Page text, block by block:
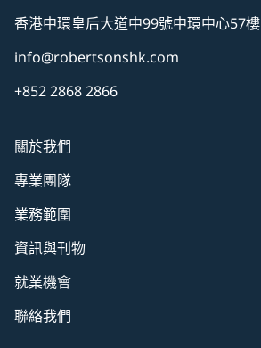
關於我們
專業團隊
業務範圍
資訊與刊物
就業機會
聯絡我們
香港中環皇后大道中99號中環中心57樓
info@robertsonshk.com
+852 2868 2866